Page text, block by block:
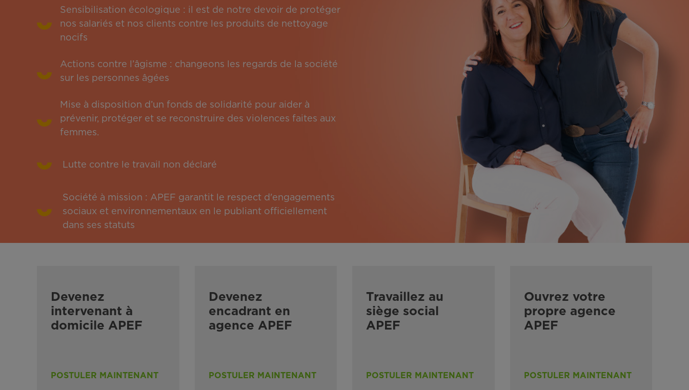
Sensibilisation écologique : il est de notre devoir de protéger
nos salariés et nos clients contre les produits de nettoyage
nocifs
Actions contre l’âgisme : changeons les regards de la société
sur les personnes âgées
Mise à disposition d’un fonds de solidarité pour aider à
prévenir, protéger et se reconstruire des violences faites aux
femmes.
Lutte contre le travail non déclaré
Société à mission : APEF garantit le respect d'engagements
sociaux et environnementaux en le publiant officiellement
dans ses statuts
Devenez
intervenant à
domicile APEF
POSTULER MAINTENANT
Devenez
encadrant en
agence APEF
POSTULER MAINTENANT
Travaillez au
siège social
APEF
POSTULER MAINTENANT
Ouvrez votre
propre agence
APEF
POSTULER MAINTENANT